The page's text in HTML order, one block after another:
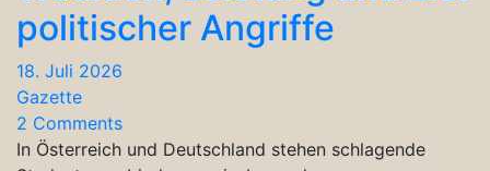
politischer Angriffe
18. Juli 2026
Gazette
2 Comments
In Österreich und Deutschland stehen schlagende